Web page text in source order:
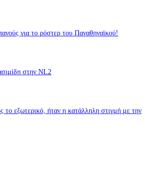
για το ρόστερ του Παναθηναϊκού!
στην NL2
το εξωτερικό, ήταν η κατάλληλη στιγμή με την